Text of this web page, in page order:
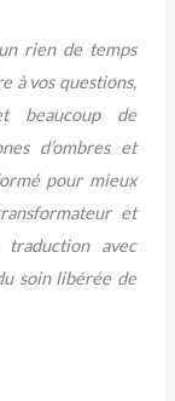
rien de temps
à vos questions,
beaucoup de
d’ombres et
pour mieux
et
traduction avec
soin libérée de